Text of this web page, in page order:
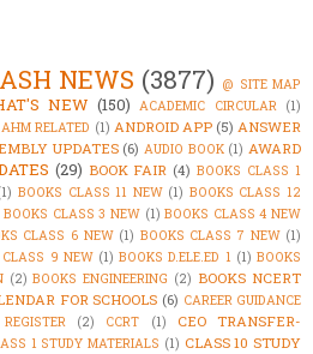
NEWS (3877) @ SITE MAP
NEW (150) ACADEMIC CIRCULAR (1)
AHM RELATED (1) ANDROID APP (5) ANSWER
UPDATES (6) AUDIO BOOK (1) AWARD
(29) BOOK FAIR (4) BOOKS CLASS 1
BOOKS CLASS 11 NEW (1) BOOKS CLASS 12
BOOKS CLASS 3 NEW (1) BOOKS CLASS 4 NEW
CLASS 6 NEW (1) BOOKS CLASS 7 NEW (1)
CLASS 9 NEW (1) BOOKS D.ELE.ED 1 (1) BOOKS
(2) BOOKS ENGINEERING (2) BOOKS NCERT
FOR SCHOOLS (6) CAREER GUIDANCE
(2) CCRT (1)
CEO TRANSFER-
1 STUDY MATERIALS (1) CLASS 10 STUDY